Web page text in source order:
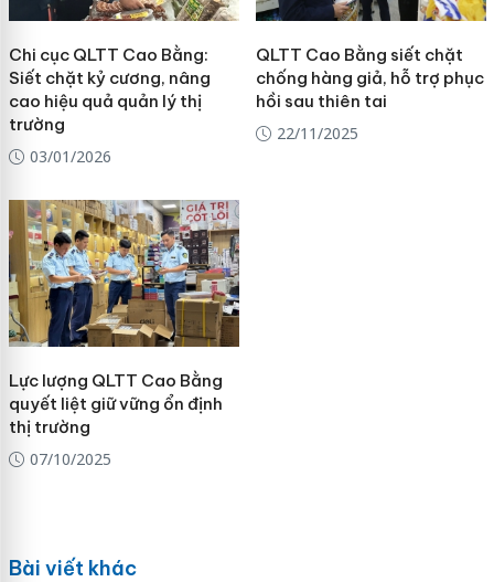
Chi cục QLTT Cao Bằng:
Siết chặt kỷ cương, nâng
cao hiệu quả quản lý thị
trường
03/01/2026
QLTT Cao Bằng siết chặt
chống hàng giả, hỗ trợ phục
hồi sau thiên tai
22/11/2025
Lực lượng QLTT Cao Bằng
quyết liệt giữ vững ổn định
thị trường
07/10/2025
Bài viết khác